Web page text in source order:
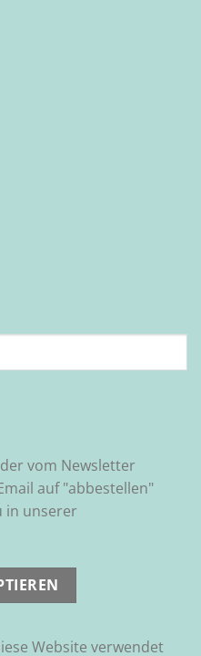
vom Newsletter
auf "abbestellen"
in unserer
Website verwendet